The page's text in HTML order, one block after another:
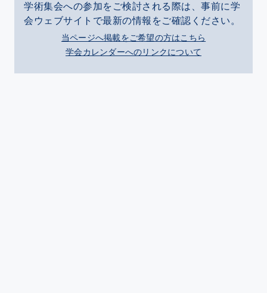
学術集会への参加をご検討される際は、事前に学
会ウェブサイトで最新の情報をご確認ください。
当ページへ掲載をご希望の方はこちら
学会カレンダーへのリンクについて